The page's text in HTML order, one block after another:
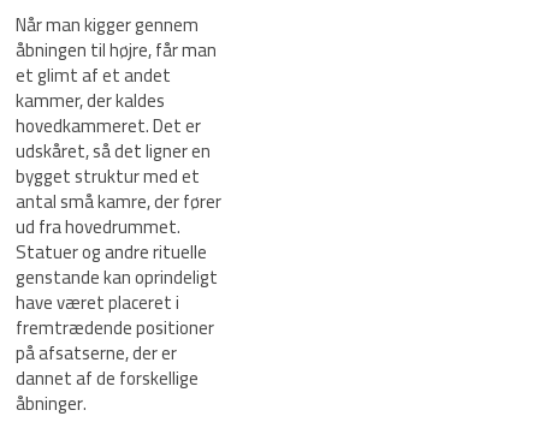
Når man kigger gennem
åbningen til højre, får man
et glimt af et andet
kammer, der kaldes
hovedkammeret. Det er
udskåret, så det ligner en
bygget struktur med et
antal små kamre, der fører
ud fra hovedrummet.
Statuer og andre rituelle
genstande kan oprindeligt
have været placeret i
fremtrædende positioner
på afsatserne, der er
dannet af de forskellige
åbninger.